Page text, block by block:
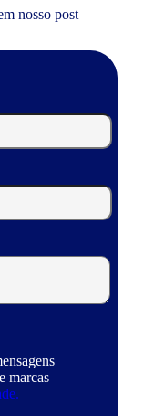
nosso post
marcas